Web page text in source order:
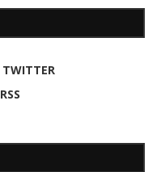
TWITTER
RSS